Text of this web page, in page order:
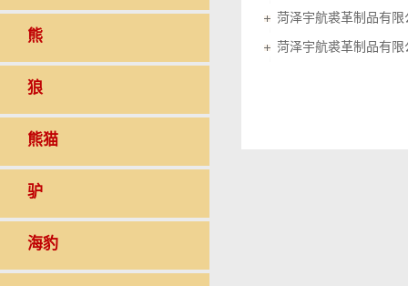
熊
狼
熊猫
驴
海豹
菏泽宇航裘革制品有限
菏泽宇航裘革制品有限